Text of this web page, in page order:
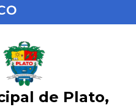
de Plato,